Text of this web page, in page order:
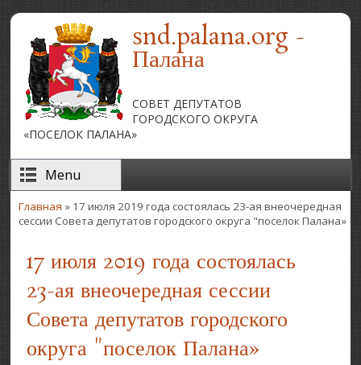
Перейти к основному содержаниюsnd.palana.org -
Палана
СОВЕТ ДЕПУТАТОВ
ГОРОДСКОГО ОКРУГА
«ПОСЕЛОК ПАЛАНА»
Menu
Вы здесь
Главная » 17 июля 2019 года состоялась 23-ая внеочередная
сессии Совета депутатов городского округа "поселок Палана»
17 июля 2019 года состоялась
23-ая внеочередная сессии
Совета депутатов городского
округа "поселок Палана»